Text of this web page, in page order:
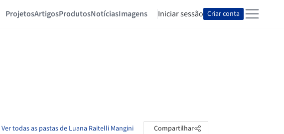
ProjetosArtigosProdutosNotíciasImagens Iniciar sessão Criar conta
Ver todas as pastas de Luana Raitelli Mangini Compartilhar